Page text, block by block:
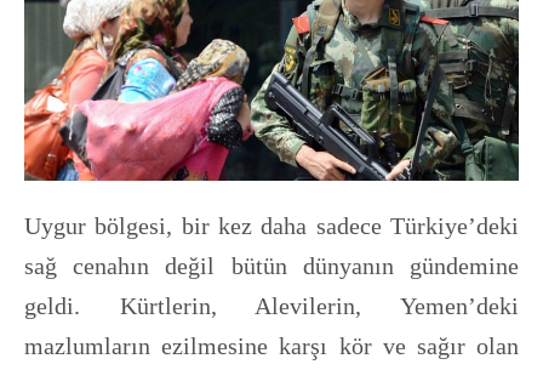
Uygur bölgesi, bir kez daha sadece Türkiye’deki
sağ cenahın değil bütün dünyanın gündemine
geldi. Kürtlerin, Alevilerin, Yemen’deki
mazlumların ezilmesine karşı kör ve sağır olan